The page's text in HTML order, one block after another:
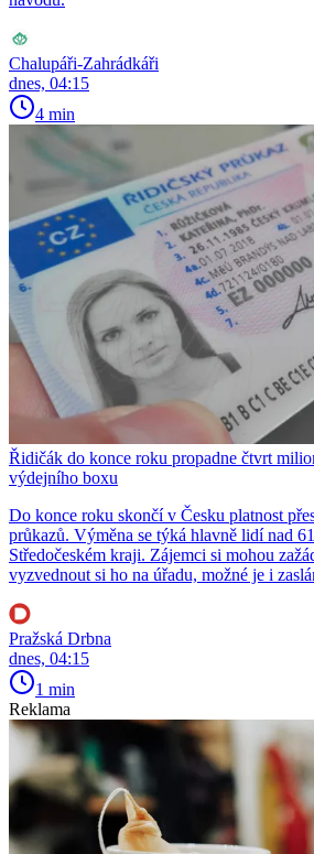
Chalupáři-Zahrádkáři
dnes, 04:15
4 min
Řidičák do konce roku propadne čtvrt
výdejního boxu
Do konce roku skončí v Česku platnost
průkazů. Výměna se týká hlavně lidí nad
Středočeském kraji. Zájemci si mohou
vyzvednout si ho na úřadu, možné je i
Pražská Drbna
dnes, 04:15
1 min
Reklama